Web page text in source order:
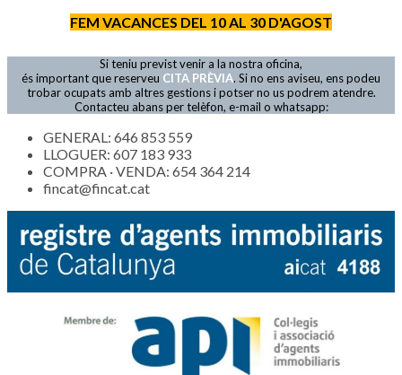
FEM VACANCES DEL 10 AL 30 D'AGOST
Si teniu previst venir a la nostra oficina,
és important que reserveu CITA PRÈVIA. Si no ens aviseu, ens podeu
trobar ocupats amb altres gestions i potser no us podrem atendre.
Contacteu abans per telèfon, e-mail o whatsapp:
GENERAL: 646 853 559
LLOGUER: 607 183 933
COMPRA · VENDA: 654 364 214
fincat@fincat.cat